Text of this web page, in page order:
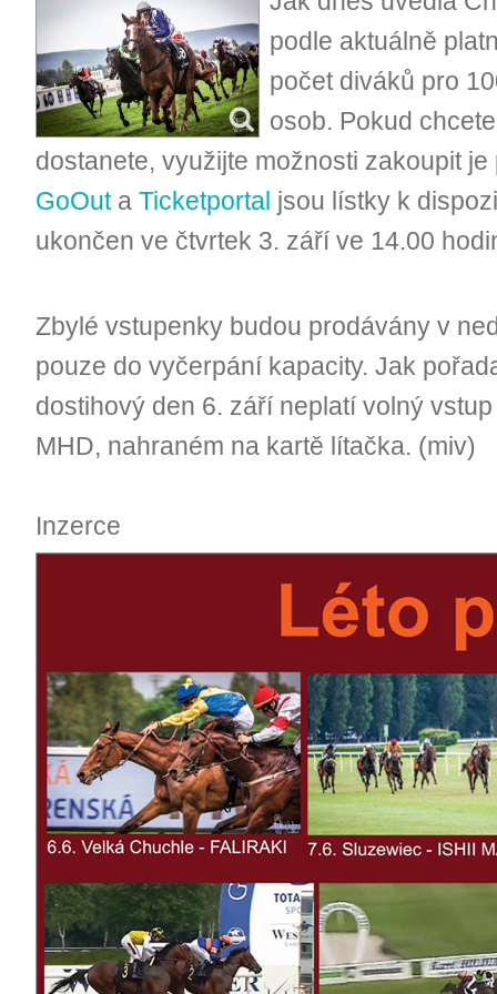
podle aktuálně
počet diváků pro
osob. Pokud
dostanete, využijte možnosti zakoupit
GoOuta Ticketportal jsou lístky k
ukončen ve čtvrtek 3. září ve 14.00
Zbylé vstupenky budou prodávány v
pouze do vyčerpání kapacity. Jak
dostihový den 6. září neplatí volný
MHD, nahraném na kartě lítačka. (miv)
Inzerce